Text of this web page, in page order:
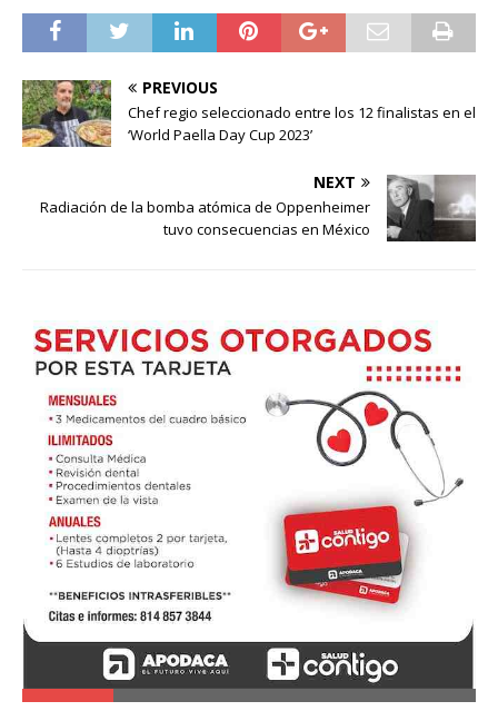
PREVIOUS
Chef regio seleccionado entre los 12 finalistas en el
‘World Paella Day Cup 2023’
NEXT
Radiación de la bomba atómica de Oppenheimer
tuvo consecuencias en México